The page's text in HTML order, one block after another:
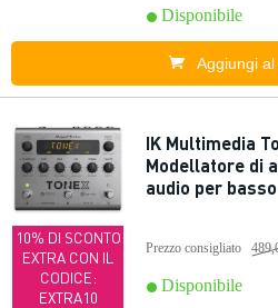
Disponibile
Aggiungi
10% DI SCONTO
EXTRA CON IL
CODICE:
EXTRA10
IK Multimedia
Modellatore di
audio per basso
Prezzo consigliato
Disponibile